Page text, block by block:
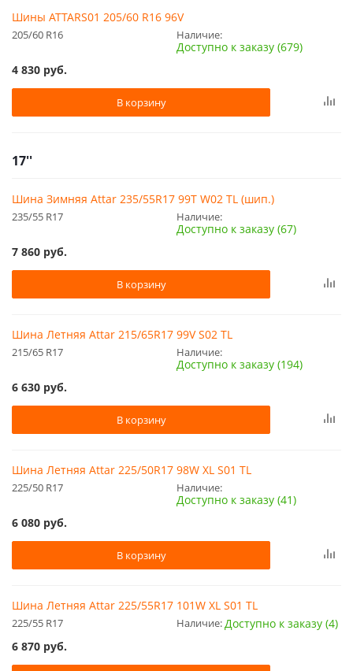
Шины ATTARS01 205/60 R16 96V
205/60 R16 Наличие:
Доступно к заказу (679)
4 830 руб.
В корзину
17''
Шина Зимняя Attar 235/55R17 99T W02 TL (шип.)
235/55 R17 Наличие:
Доступно к заказу (67)
7 860 руб.
В корзину
Шина Летняя Attar 215/65R17 99V S02 TL
215/65 R17 Наличие:
Доступно к заказу (194)
6 630 руб.
В корзину
Шина Летняя Attar 225/50R17 98W XL S01 TL
225/50 R17 Наличие:
Доступно к заказу (41)
6 080 руб.
В корзину
Шина Летняя Attar 225/55R17 101W XL S01 TL
225/55 R17 Наличие:Доступно к заказу (4)
6 870 руб.